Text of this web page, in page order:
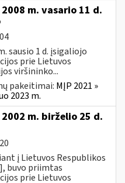
m. vasario 11 d.
sausio 1 d. įsigaliojo
prie Lietuvos
viršininko...
pakeitimai: MĮP 2021 »
2023 m.
m. birželio 25 d.
į Lietuvos Respublikos
buvo priimtas
prie Lietuvos